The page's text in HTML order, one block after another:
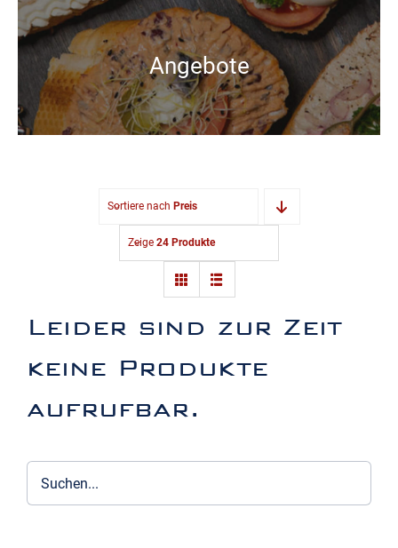
Angebote
Sortiere nach Preis
Zeige 24 Produkte
Leider sind zur Zeit
keine Produkte
aufrufbar.